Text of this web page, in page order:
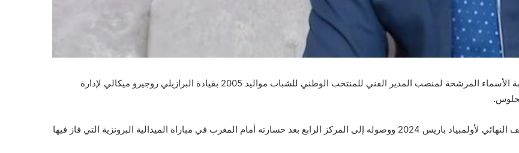
أضيف إسلام الشاطر، نجم الأهلي والإسماعيلي السابق، إلى قائمة الأسماء المرشحة لمنصب المدير الفني للمنتخب الوطني للشباب مواليد 2005 بقيادة البرازيلي روجيرو ميكالي لإدارة
وقاد ميكالي المنتخب الأولمبي إلى نجاح تاريخي ببلوغه الدور نصف النهائي لأولمبياد باريس 2024 ووصوله إلى المركز الرابع بعد خسارته أمام المغرب في مباراة الميدالية البرونزية التي فاز فيها